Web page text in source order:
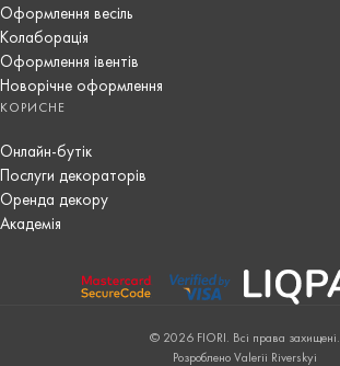
Оформлення весіль
Колаборація
Оформлення івентів
Новорічне оформлення
КОРИСНЕ
Онлайн-бутік
Послуги декораторів
Оренда декору
Академія
© 2026 FIORI. Всі права захищені.
Розроблено Valerii Riverskyi